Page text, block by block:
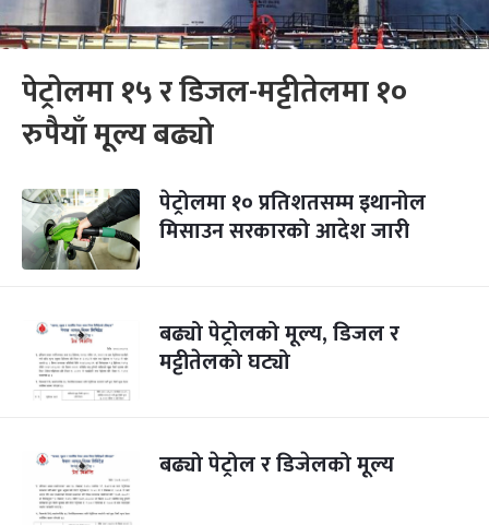
पेट्रोलमा १५ र डिजल-मट्टीतेलमा १०
रुपैयाँ मूल्य बढ्यो
पेट्रोलमा १० प्रतिशतसम्म इथानोल
मिसाउन सरकारको आदेश जारी
बढ्यो पेट्रोलको मूल्य, डिजल र
मट्टीतेलको घट्यो
बढ्यो पेट्रोल र डिजेलको मूल्य